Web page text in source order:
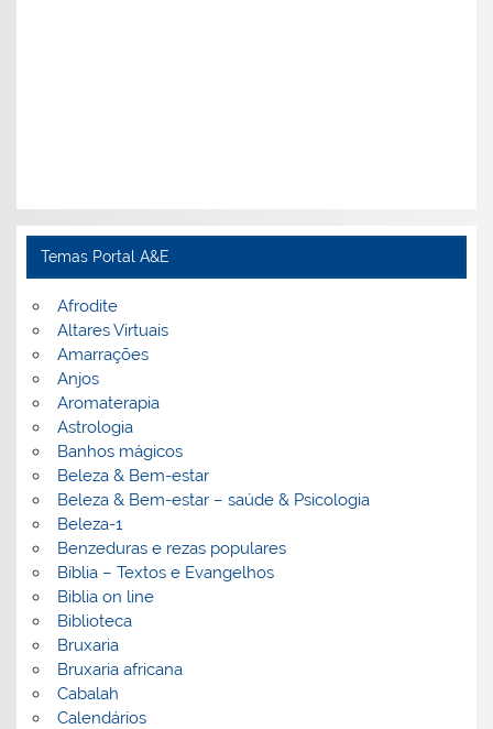
Temas Portal A&E
Afrodite
Altares Virtuais
Amarrações
Anjos
Aromaterapia
Astrologia
Banhos mágicos
Beleza & Bem-estar
Beleza & Bem-estar – saúde & Psicologia
Beleza-1
Benzeduras e rezas populares
Bíblia – Textos e Evangelhos
Biblia on line
Biblioteca
Bruxaria
Bruxaria africana
Cabalah
Calendários